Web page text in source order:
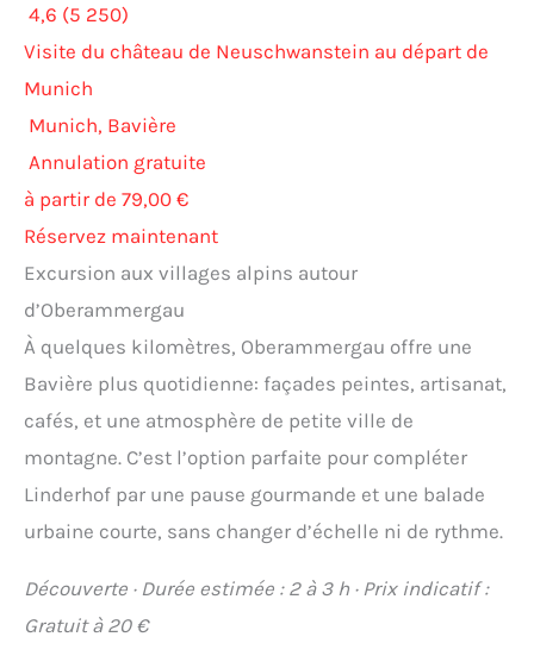
4,6 (5 250)
Visite du château de Neuschwanstein au départ de
Munich
Munich, Bavière
Annulation gratuite
à partir de 79,00 €
Réservez maintenant
Excursion aux villages alpins autour
d’Oberammergau
À quelques kilomètres, Oberammergau offre une
Bavière plus quotidienne: façades peintes, artisanat,
cafés, et une atmosphère de petite ville de
montagne. C’est l’option parfaite pour compléter
Linderhof par une pause gourmande et une balade
urbaine courte, sans changer d’échelle ni de rythme.
Découverte · Durée estimée : 2 à 3 h · Prix indicatif :
Gratuit à 20 €